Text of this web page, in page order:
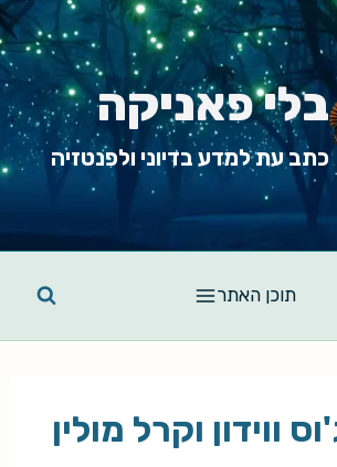
בלי פאניקה
כתב עת למדע בדיוני ולפנטזיה
תוכן האתר
ווידון וקרל מולין